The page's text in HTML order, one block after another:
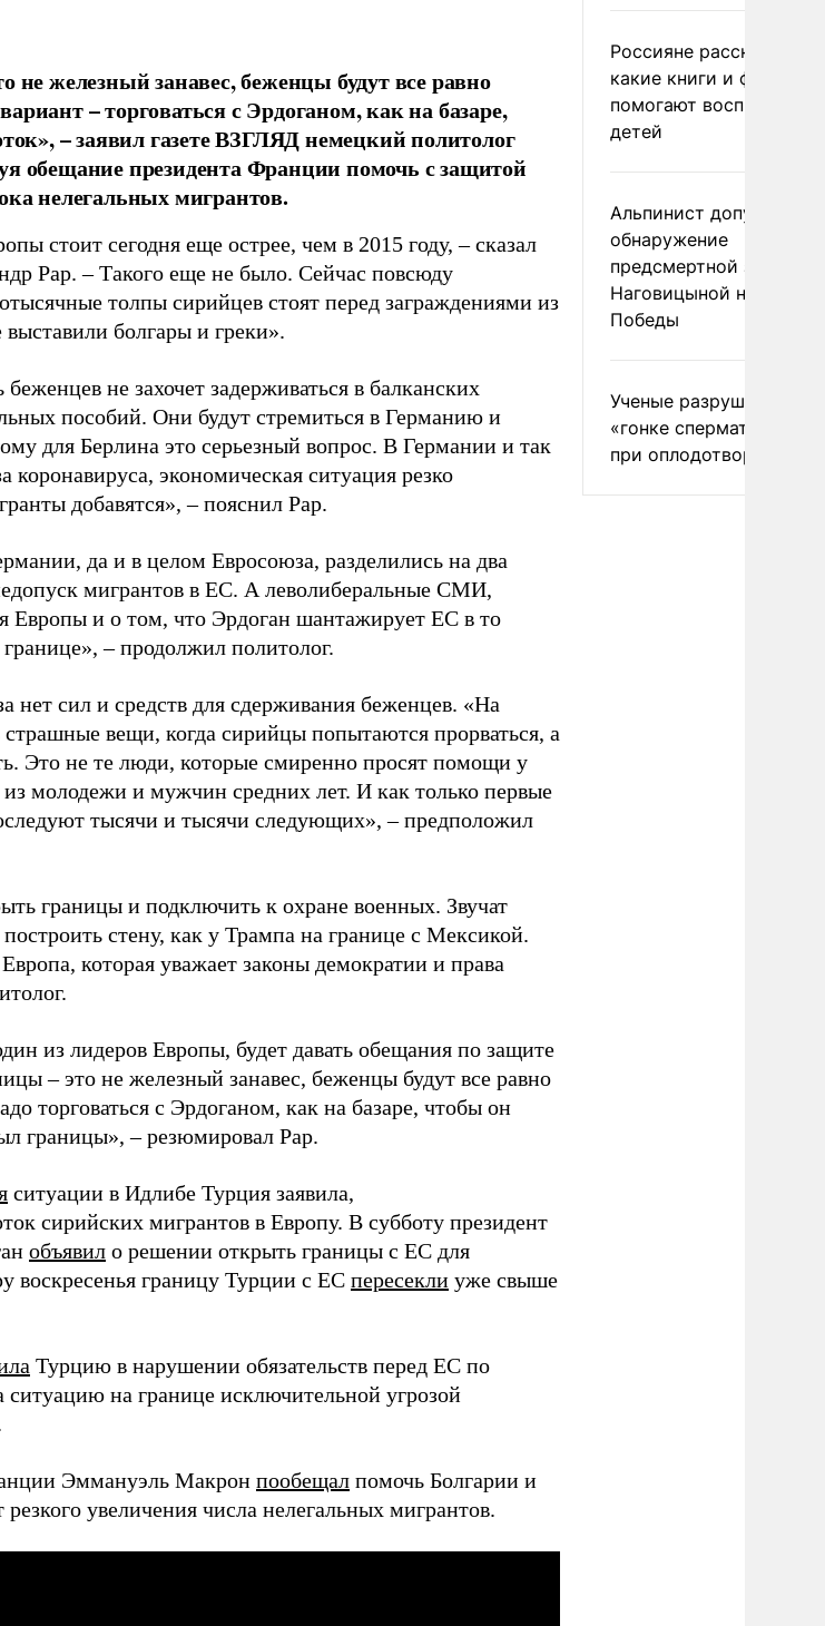
не железный занавес, беженцы будут все равно
– торговаться с Эрдоганом, как на базаре,
– заявил газете ВЗГЛЯД немецкий политолог
обещание президента Франции помочь с защитой
нелегальных мигрантов.
стоит сегодня еще острее, чем в 2015 году, – сказал
Рар. – Такого еще не было. Сейчас повсюду
толпы сирийцев стоят перед заграждениями из
болгары и греки».
не захочет задерживаться в балканских
пособий. Они будут стремиться в Германию и
для Берлина это серьезный вопрос. В Германии и так
коронавируса, экономическая ситуация резко
добавятся», – пояснил Рар.
да и в целом Евросоюза, разделились на два
мигрантов в ЕС. А леволиберальные СМИ,
Европы и о том, что Эрдоган шантажирует ЕС в то
– продолжил политолог.
сил и средств для сдерживания беженцев. «На
вещи, когда сирийцы попытаются прорваться, а
Это не те люди, которые смиренно просят помощи у
из молодежи и мужчин средних лет. И как только первые
тысячи и тысячи следующих», – предположил
границы и подключить к охране военных. Звучат
стену, как у Трампа на границе с Мексикой.
которая уважает законы демократии и права
из лидеров Европы, будет давать обещания по защите
– это не железный занавес, беженцы будут все равно
торговаться с Эрдоганом, как на базаре, чтобы он
границы», – резюмировал Рар.
ситуации в Идлибе Турция заявила,
сирийских мигрантов в Европу. В субботу президент
объявил о решении открыть границы с ЕС для
воскресенья границу Турции с ЕС пересекли уже свыше
Турцию в нарушении обязательств перед ЕС по
ситуацию на границе исключительной угрозой
Эммануэль Макрон пообещал помочь Болгарии и
увеличения числа нелегальных мигрантов.
Россияне рассказали,
какие книги и фильмы
помогают воспитывать
детей
Альпинист допустил
обнаружение
предсмертной записки
Наговицыной на пике
Победы
Ученые разрушили миф
«гонке
при оплодотворении